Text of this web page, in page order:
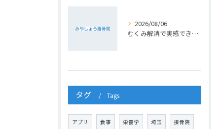
2026/08/06
むくみ解消で実感できる接骨院の小顔ケア術
タグ Tags
アプリ 食事 栄養学 埼玉 接骨院